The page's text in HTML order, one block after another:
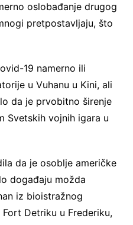
oslobađanje drugog
pretpostavljaju, što
19 namerno ili
u Vuhanu u Kini, ali
da je prvobitno širenje
Svetskih vojnih igara u
da je osoblje američke
događaju možda
iz bioistražnog
Detriku u Frederiku,